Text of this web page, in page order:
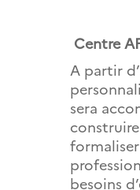
Centre
A partir
sera
besoins